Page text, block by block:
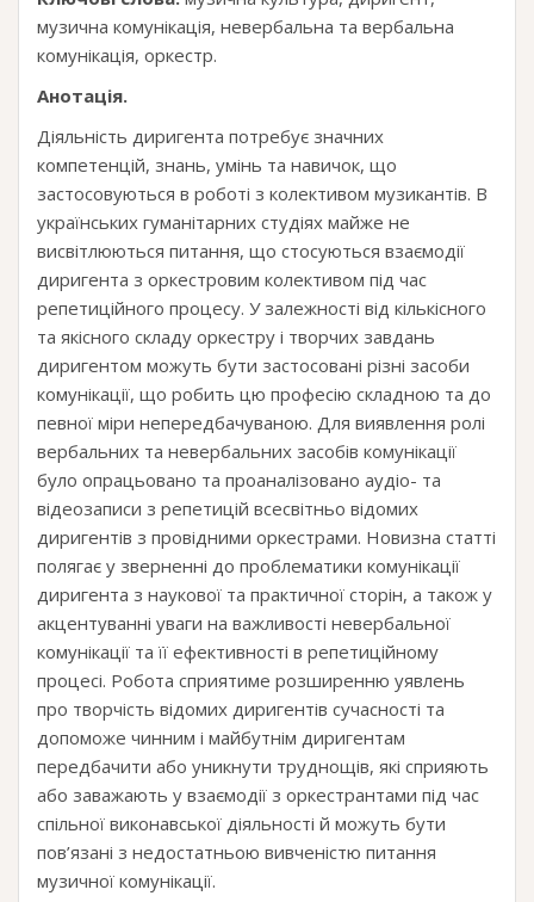
музична комунікація, невербальна та вербальна
комунікація, оркестр.
Анотація.
Діяльність диригента потребує значних
компетенцій, знань, умінь та навичок, що
застосовуються в роботі з колективом музикантів. В
українських гуманітарних студіях майже не
висвітлюються питання, що стосуються взаємодії
диригента з оркестровим колективом під час
репетиційного процесу. У залежності від кількісного
та якісного складу оркестру і творчих завдань
диригентом можуть бути застосовані різні засоби
комунікації, що робить цю професію складною та до
певної міри непередбачуваною. Для виявлення ролі
вербальних та невербальних засобів комунікації
було опрацьовано та проаналізовано аудіо- та
відеозаписи з репетицій всесвітньо відомих
диригентів з провідними оркестрами. Новизна статті
полягає у зверненні до проблематики комунікації
диригента з наукової та практичної сторін, а також у
акцентуванні уваги на важливості невербальної
комунікації та її ефективності в репетиційному
процесі. Робота сприятиме розширенню уявлень
про творчість відомих диригентів сучасності та
допоможе чинним і майбутнім диригентам
передбачити або уникнути труднощів, які сприяють
або заважають у взаємодії з оркестрантами під час
спільної виконавської діяльності й можуть бути
пов’язані з недостатньою вивченістю питання
музичної комунікації.